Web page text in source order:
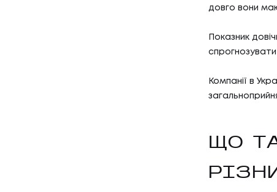
довго вони
Показник
Компанії в
ЩО